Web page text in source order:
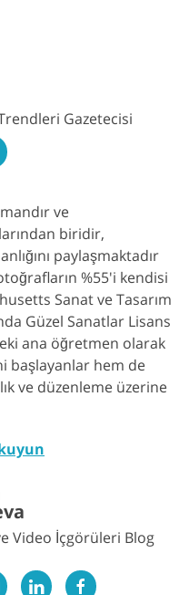
Gazetecisi
ve
biridir,
paylaşmaktadır
%55'i kendisi
Sanat ve Tasarım
Güzel Sanatlar Lisans
ana öğretmen olarak
başlayanlar hem de
ve düzenleme üzerine
Video İçgörüleri Blog